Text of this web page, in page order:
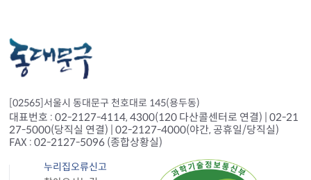
[02565]서울시 동대문구 천호대로 145(용두동)
대표번호 : 02-2127-4114, 4300(120 다산콜센터로 연결) | 02-21
27-5000(당직실 연결) | 02-2127-4000(야간, 공휴일/당직실)
FAX : 02-2127-5096 (종합상황실)
누리집오류신고